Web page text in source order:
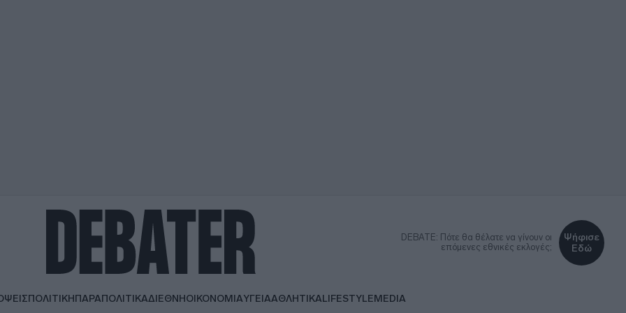
DEBATE: Πότε θα θέλατε να γίνουν οι
επόμενες εθνικές εκλογές;
Ψήφισε
Εδώ
ΠΟΛΙΤΙΚΗΠΑΡΑΠΟΛΙΤΙΚΑΔΙΕΘΝΗΟΙΚΟΝΟΜΙΑΥΓΕΙΑΑΘΛΗΤΙΚΑLIFESTYLEMEDIA